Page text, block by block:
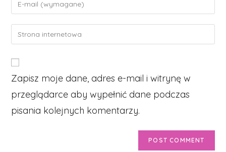
comment
your
email
address
your
URL
(optional)
Zapisz moje dane, adres e-mail i witrynę w
przeglądarce aby wypełnić dane podczas
pisania kolejnych komentarzy.